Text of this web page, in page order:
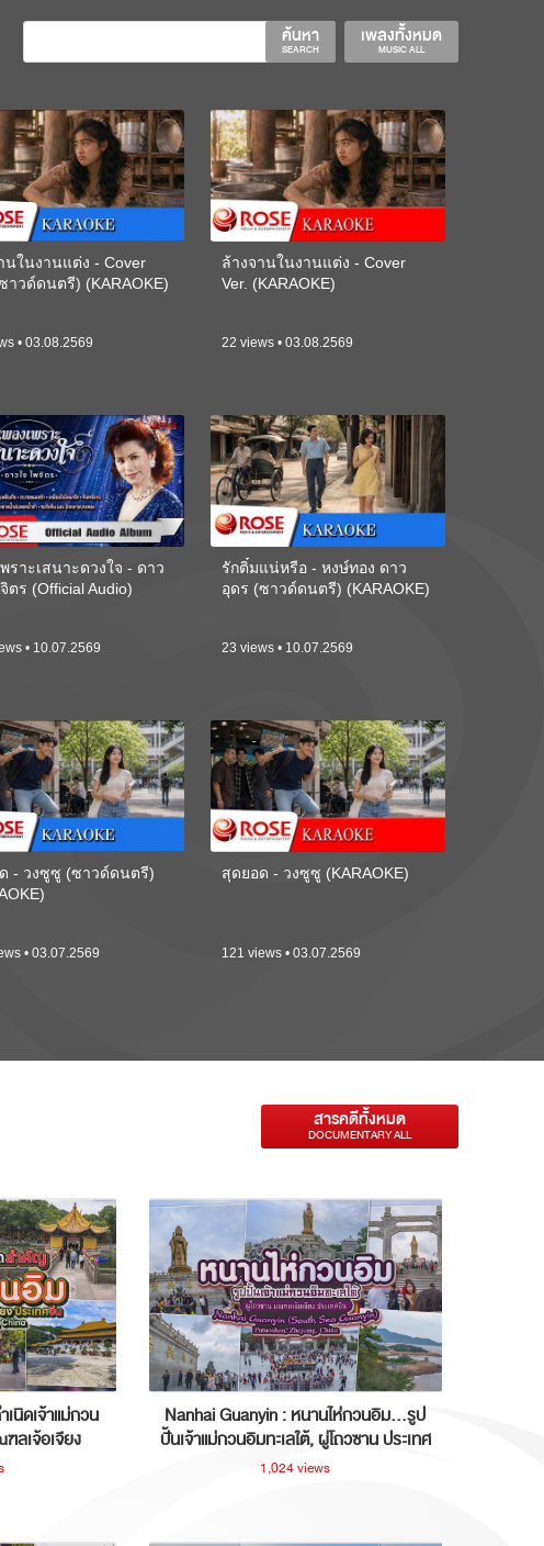
เพลงทั้งหมด
MUSIC ALL
ค้นหา
SEARCH
นในงานแต่ง - Cover
าวด์ดนตรี) (KARAOKE)
• 03.08.2569
ล้างจานในงานแต่ง - Cover
Ver. (KARAOKE)
22 views • 03.08.2569
พราะเสนาะดวงใจ - ดาว
ตร (Official Audio)
• 10.07.2569
รักติ๋มแน่หรือ - หงษ์ทอง ดาว
อุดร (ซาวด์ดนตรี) (KARAOKE)
23 views • 10.07.2569
- วงซูซู (ซาวด์ดนตรี)
• 03.07.2569
สุดยอด - วงซูซู (KARAOKE)
121 views • 03.07.2569
สารคดีทั้งหมด
DOCUMENTARY ALL
นิดเจ้าแม่กวน
ลเจ้อเจียง
Nanhai Guanyin : หนานไห่กวนอิม...รูป
ปั้นเจ้าแม่กวนอิมทะเลใต้, ผู่โถวซาน ประเทศ
จีน
1,024 views